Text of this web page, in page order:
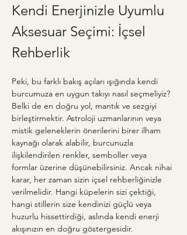
Kendi Enerjinizle Uyumlu
Aksesuar Seçimi: İçsel
Rehberlik
Peki, bu farklı bakış açıları ışığında kendi
burcumuza en uygun takıyı nasıl seçmeliyiz?
Belki de en doğru yol, mantık ve sezgiyi
birleştirmektir. Astroloji uzmanlarının veya
mistik geleneklerin önerilerini birer ilham
kaynağı olarak alabilir, burcunuzla
ilişkilendirilen renkler, semboller veya
formlar üzerine düşünebilirsiniz. Ancak nihai
karar, her zaman sizin içsel rehberliğinizle
verilmelidir. Hangi küpelerin sizi çektiği,
hangi stillerin size kendinizi güçlü veya
huzurlu hissettirdiği, aslında kendi enerji
akışınızın en doğru göstergesidir.